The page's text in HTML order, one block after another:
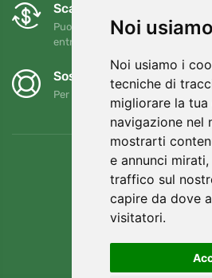
Noi
Noi usiamo i
tecniche di
migliorare la tua
navigazione nel
mostrarti
e annunci
traffico sul
capire da dove
visitatori.
Scambi e resi gratuiti
Puoi restituire o cambiare il tuo
entro 90 giorni
Sosteniamo Trees.org
Per ogni ordine piantiamo un